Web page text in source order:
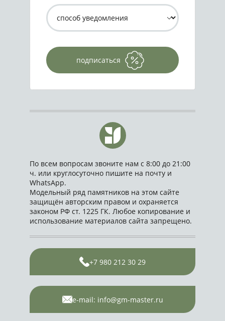
подписаться
По всем вопросам звоните нам с 8:00 до 21:00
ч. или круглосуточно пишите на почту и
WhatsApp.
Модельный ряд памятников на этом сайте
защищён авторским правом и охраняется
законом РФ ст. 1225 ГК. Любое копирование и
использование материалов сайта запрещено.
+7 980 212 30 29
e-mail: info@gm-master.ru